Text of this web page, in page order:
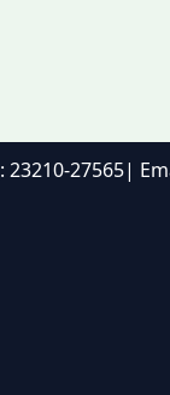
23210-27565|